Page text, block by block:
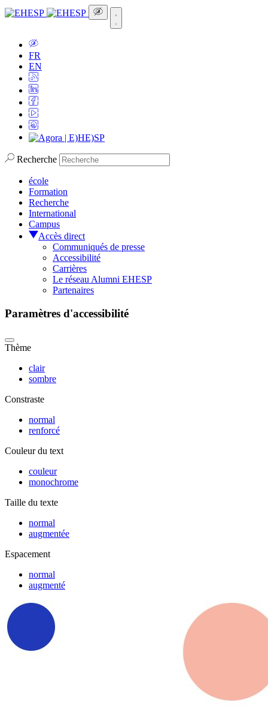
FR
EN
Recherche
école
Formation
Recherche
International
Campus
Accès direct
Communiqués de presse
Accessibilité
Carrières
Le réseau Alumni EHESP
Partenaires
Paramètres d'accessibilité
Thème
clair
sombre
Constraste
normal
renforcé
Couleur du text
couleur
monochrome
Taille du texte
normal
augmentée
Espacement
normal
augmenté